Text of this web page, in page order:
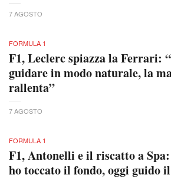
7 AGOSTO
FORMULA 1
F1, Leclerc spiazza la Ferrari:
guidare in modo naturale, la
rallenta”
7 AGOSTO
FORMULA 1
F1, Antonelli e il riscatto a
ho toccato il fondo, oggi guido